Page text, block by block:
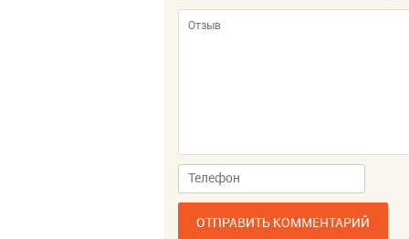
ОТПРАВИТЬ КОММЕНТАРИЙ